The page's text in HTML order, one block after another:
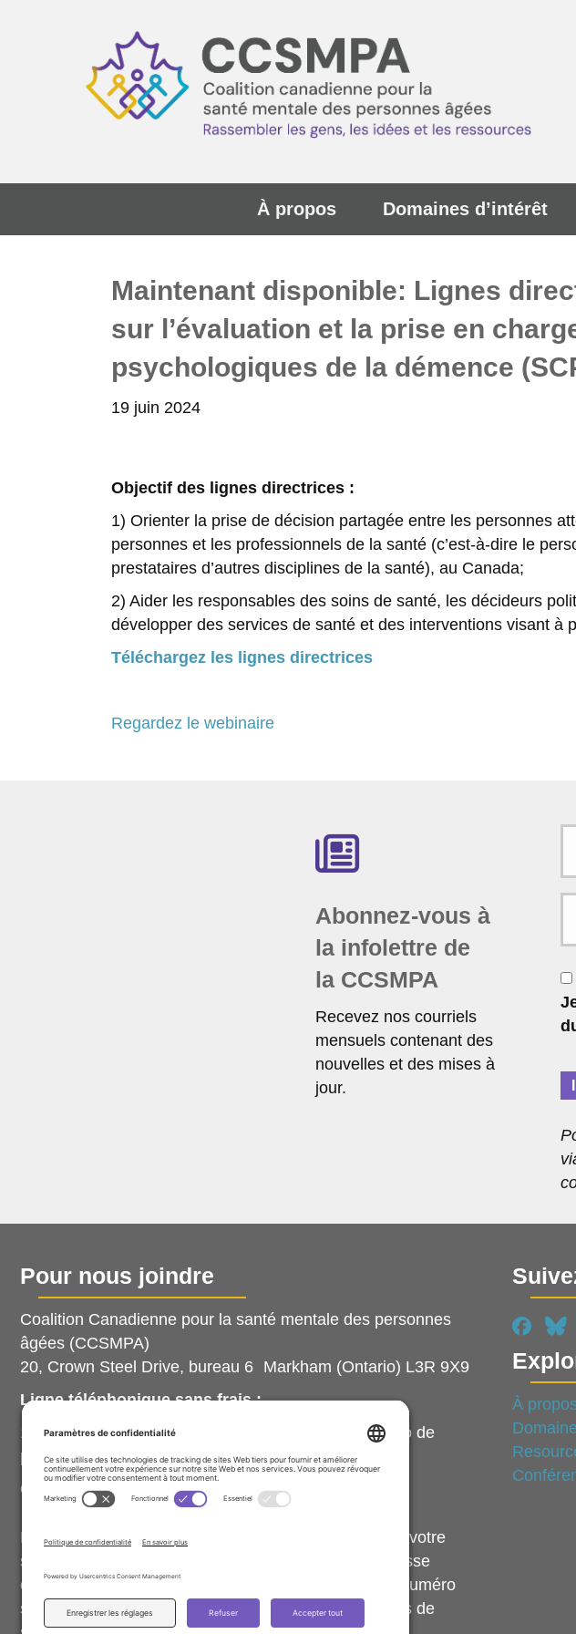
À propos Domaines d’intérêt
Maintenant disponible: Lignes
sur l’évaluation et la prise en
psychologiques de la démence
19 juin 2024
Objectif des lignes directrices :
1) Orienter la prise de décision partagée entre les personnes
personnes et les professionnels de la santé (c’est-à-dire le
prestataires d’autres disciplines de la santé), au Canada;
2) Aider les responsables des soins de santé, les décideurs
développer des services de santé et des interventions visant à
Téléchargez les lignes directrices
Regardez le webinaire
Abonnez-vous à
la infolettre de
la CCSMPA
Recevez nos courriels
mensuels contenant des
nouvelles et des mises à
jour.
m
u
r
i
e
*
C
o
n
s
n
t
Pour nous joindre
Coalition Canadienne pour la santé mentale des personnes
âgées (CCSMPA)
20, Crown Steel Drive, bureau 6 Markham (Ontario) L3R 9X9
Ligne téléphonique sans frais :
1-888-214-7080, poste 102 (prière d’utiliser le numéro de
poste, sinon nous ne recevrons pas votre message).
Courriel :info@ccsmh.ca
En cas d’urgence, appelez le 9-1-1 ou rendez-vous à votre
service d’urgence local. Si vous êtes en état de détresse
composez le 9-8-8 (ligne d’aide en cas de crise), un numéro
sans frais partout au Canada. La CCSMPA n’offre pas de
À